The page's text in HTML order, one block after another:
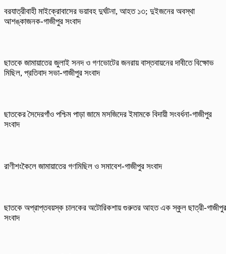
বরযাত্রীবাহী মাইক্রোবাসের ভয়াবহ দুর্ঘটনা, আহত ১৩; দুইজনের অবস্থা
আশঙ্কাজনক-গাজীপুর সংবাদ
ছাতকে জামায়াতের জুলাই সনদ ও গণভোটের জনরায় বাস্তবায়নের দাবীতে বিক্ষোভ
মিছিল, প্রতিবাদ সভা-গাজীপুর সংবাদ
ছাতকের সৈদেরগাঁও পশ্চিম পাড়া জামে মসজিদের ইমামকে বিদায়ী সংবর্ধনা-গাজীপুর
সংবাদ
রাণীশংকৈলে জামায়াতের গণমিছিল ও সমাবেশ-গাজীপুর সংবাদ
ছাতকে অপ্রাপ্তবয়স্ক চালকের অটোরিকশায় গুরুতর আহত এক স্কুল ছাত্রী-গাজীপুর
সংবাদ